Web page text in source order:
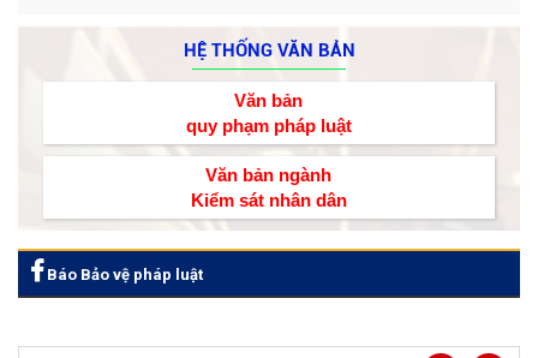
HỆ THỐNG VĂN BẢN
Văn bản
quy phạm pháp luật
Văn bản ngành
Kiểm sát nhân dân
Báo Bảo vệ pháp luật